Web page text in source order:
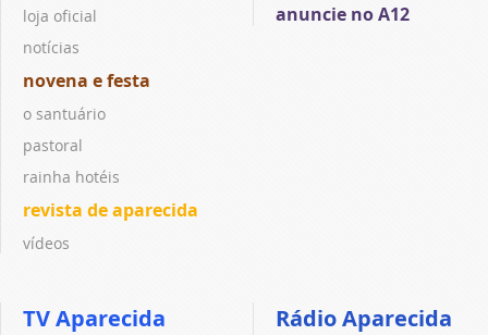
loja oficial
notícias
novena e festa
o santuário
pastoral
rainha hotéis
revista de aparecida
vídeos
anuncie no A12
TV Aparecida Rádio Aparecida